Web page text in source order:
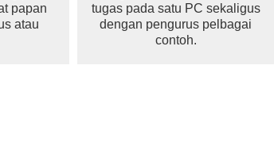
papan
atau
tugas pada satu PC sekaligus
dengan pengurus pelbagai
contoh.